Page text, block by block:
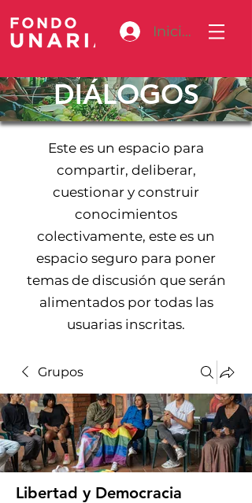
Iniciar sesión
DIÁLOGOS
Este es un espacio para
compartir, deliberar,
cuestionar y construir
conocimientos
colectivamente, este es un
espacio seguro para poner
temas de discusión que serán
alimentados por todas las
usuarias inscritas.
Grupos
Libertad y Democracia